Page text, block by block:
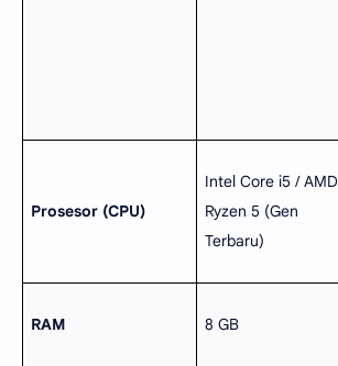
Prosesor (CPU)
Intel Core i5 / AMD
Ryzen 5 (Gen
Terbaru)
RAM 8 GB